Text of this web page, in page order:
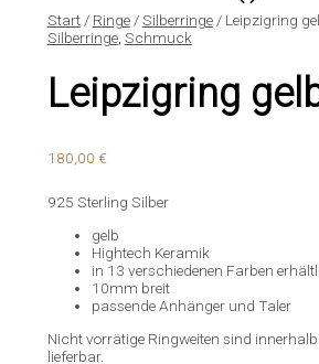
Start/ Ringe/Silberringe/ Leipzigring
Silberringe, Schmuck
Leipzigring
180,00 €
925 Sterling Silber
gelb
Hightech Keramik
in 13 verschiedenen Farben
10mm breit
passende Anhänger und Taler
Nicht vorrätige Ringweiten sind
lieferbar.